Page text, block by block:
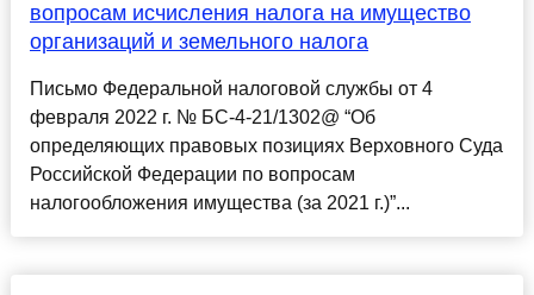
вопросам исчисления налога на имущество
организаций и земельного налога
Письмо Федеральной налоговой службы от 4
февраля 2022 г. № БС-4-21/1302@ “Об
определяющих правовых позициях Верховного Суда
Российской Федерации по вопросам
налогообложения имущества (за 2021 г.)”...